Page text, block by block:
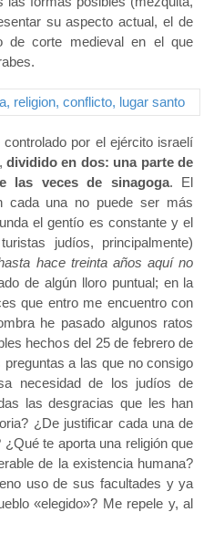
su aspecto actual, el de
de corte medieval en el que
por el ejército israelí
dividido en dos: una parte de
las veces de sinagoga. El
cada una no puede ser más
el gentío es constante y el
judíos, principalmente)
hace treinta años aquí no
de algún lloro puntual; en la
que entro me encuentro con
he pasado algunos ratos
hechos del 25 de febrero de
a las que no consigo
necesidad de los judíos de
las desgracias que les han
¿De justificar cada una de
te aporta una religión que
de la existencia humana?
uso de sus facultades y ya
«elegido»? Me repele y, al